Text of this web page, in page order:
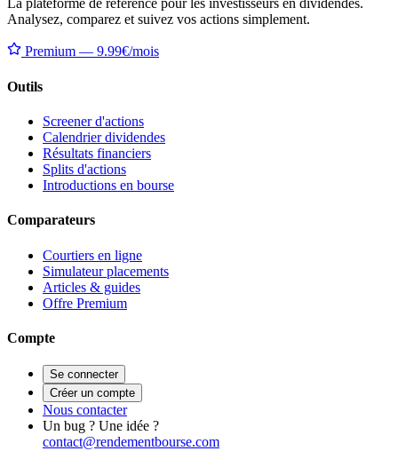
La plateforme de référence pour les investisseurs en dividendes.
Analysez, comparez et suivez vos actions simplement.
Premium — 9.99€/mois
Outils
Screener d'actions
Calendrier dividendes
Résultats financiers
Splits d'actions
Introductions en bourse
Comparateurs
Courtiers en ligne
Simulateur placements
Articles & guides
Offre Premium
Compte
Se connecter
Créer un compte
Nous contacter
Un bug ? Une idée ?
contact@rendementbourse.com